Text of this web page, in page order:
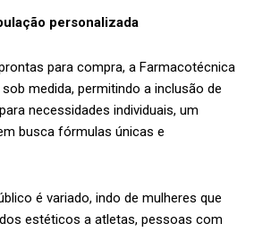
personalizada
para compra, a Farmacotécnica
medida, permitindo a inclusão de
necessidades individuais, um
busca fórmulas únicas e
é variado, indo de mulheres que
estéticos a atletas, pessoas com